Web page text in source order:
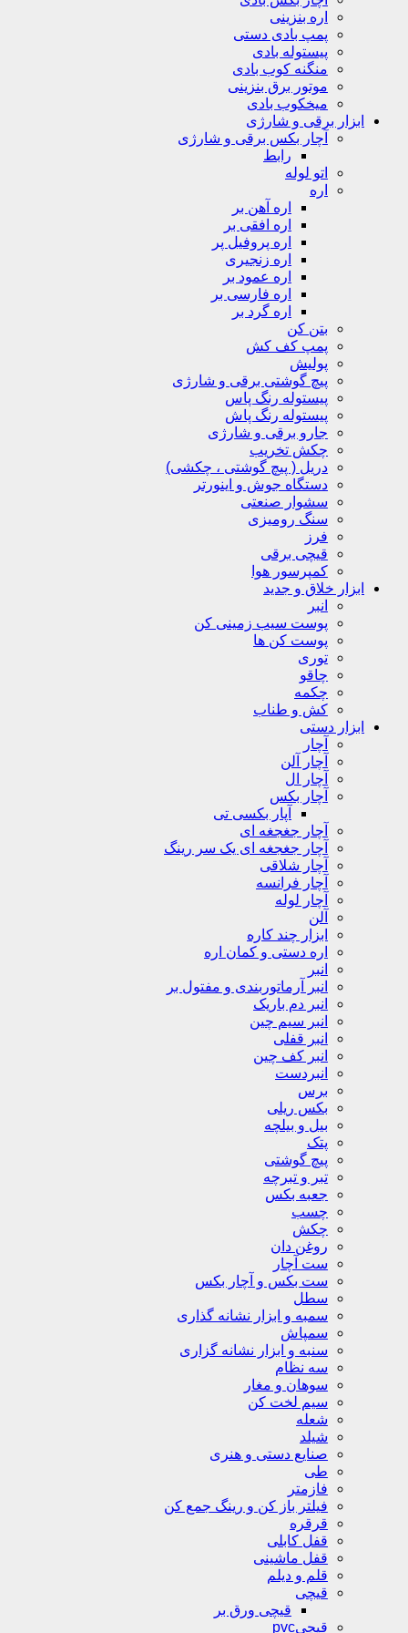
اره بنزینی
پمپ بادی دستی
پیستوله بادی
منگنه کوب بادی
موتور برق بنزینی
میخکوب بادی
ابزار برقی و شارژی
آچار بکس برقی و شارژی
رابط
اتو لوله
اره
اره آهن بر
اره افقی بر
اره پروفیل پر
اره زنجیری
اره عمود بر
اره فارسی بر
اره گرد بر
بتن کن
پمپ کف کش
پولیش
پیچ گوشتی برقی و شارژی
پیستوله رنگ پاس
پیستوله رنگ پاش
جارو برقی و شارژی
چکش تخریب
دریل ( پیچ گوشتی ، چکشی)
دستگاه جوش و اینورتر
سشوار صنعتی
سنگ رومیزی
فرز
قیچی برقی
کمپرسور هوا
ابزار خلاق و جدید
انبر
پوست سیب زمینی کن
پوست کن ها
توری
چاقو
چکمه
کش و طناب
ابزار دستی
آچار
آچار آلن
آچار ال
آچار بکس
آپار بکسی تی
آچار جغجغه ای
آچار جغجغه ای یک سر رینگ
آچار شلاقی
آچار فرانسه
آچار لوله
آلن
ابزار چند کاره
اره دستی و کمان اره
انبر
انبر آرماتوربندی و مفتول بر
انبر دم باریک
انبر سیم چین
انبر قفلی
انبر کف چین
انبردست
برس
بکس ریلی
بیل و بیلچه
پتک
پیچ گوشتی
تبر و تبرچه
جعبه بکس
چسب
چکش
روغن دان
ست آچار
ست بکس و آچار بکس
سطل
سمبه و ابزار نشانه گذاری
سمپاش
سنبه و ابزار نشانه گزاری
سه نظام
سوهان و مغار
سیم لخت کن
شعله
شیلد
صنایع دستی و هنری
طی
فازمتر
فیلتر باز کن و رینگ جمع کن
قرقره
قفل کابلی
قفل ماشینی
قلم و دیلم
قیچی
قیچی ورق بر
قیچیpvc